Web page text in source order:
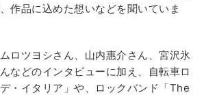
作品に込めた想いなどを聞いていま
ロツヨシさん、山内惠介さん、宮沢氷
などのインタビューに加え、自転車ロ
・イタリア」や、ロックバンド「The